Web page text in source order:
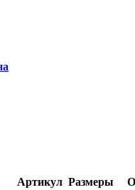
Артикул Размеры